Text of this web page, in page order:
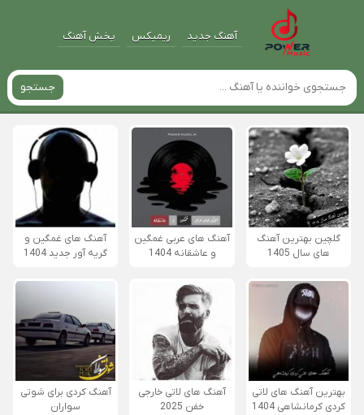
آهنگ جدید ریمیکس پخش آهنگ
جستجو
گلچین بهترین آهنگ
های سال 1405
آهنگ های عربی غمگین
و عاشقانه 1404
آهنگ های غمگین و
گریه آور جدید 1404
بهترین آهنگ های لاتی
کردی کرمانشاهی 1404
آهنگ های لاتی خارجی
خفن 2025
آهنگ کردی برای شوتی
سواران